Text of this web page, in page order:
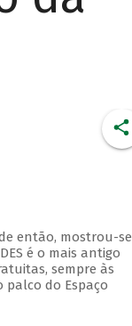
então, mostrou-se
é o mais antigo
sempre às
palco do Espaço